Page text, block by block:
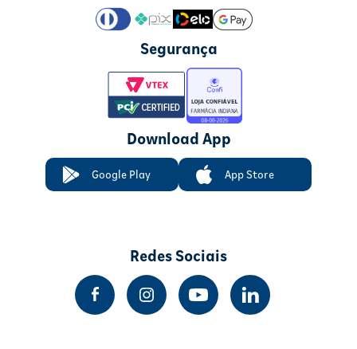
Segurança
Download App
Google Play App Store
Redes Sociais